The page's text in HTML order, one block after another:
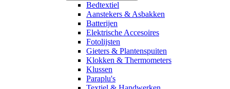
Bedtextiel
Aanstekers & Asbakken
Batterijen
Elektrische Accesoires
Fotolijsten
Gieters & Plantenspuiten
Klokken & Thermometers
Klussen
Paraplu's